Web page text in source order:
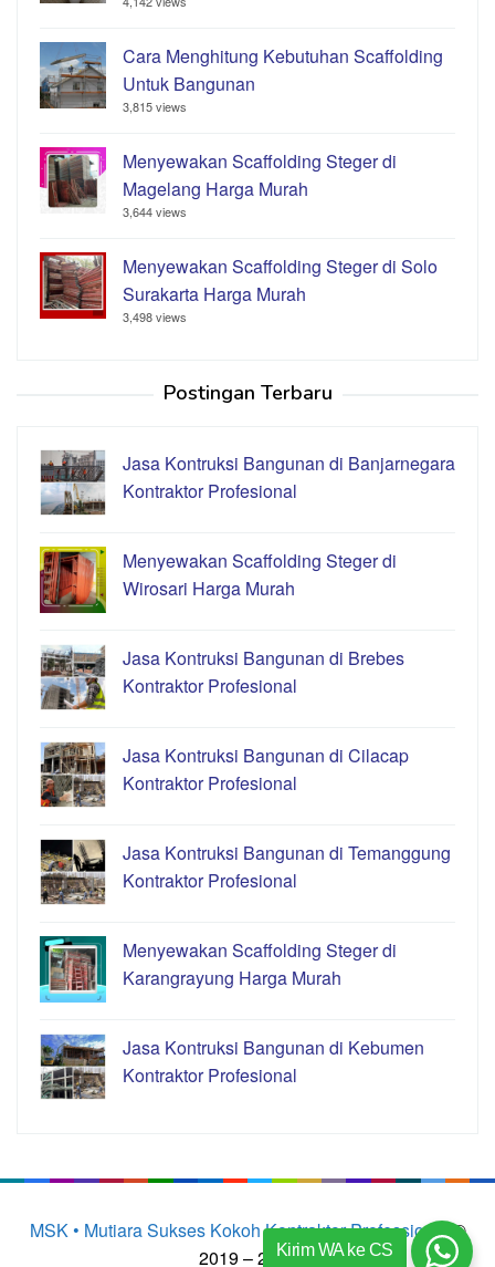
Cara Menghitung Kebutuhan Scaffolding
Untuk Bangunan
3,815 views
Menyewakan Scaffolding Steger di
Magelang Harga Murah
3,644 views
Menyewakan Scaffolding Steger di Solo
Surakarta Harga Murah
3,498 views
Postingan Terbaru
Jasa Kontruksi Bangunan di Banjarnegara
Kontraktor Profesional
Menyewakan Scaffolding Steger di
Wirosari Harga Murah
Jasa Kontruksi Bangunan di Brebes
Kontraktor Profesional
Jasa Kontruksi Bangunan di Cilacap
Kontraktor Profesional
Jasa Kontruksi Bangunan di Temanggung
Kontraktor Profesional
Menyewakan Scaffolding Steger di
Karangrayung Harga Murah
Jasa Kontruksi Bangunan di Kebumen
Kontraktor Profesional
MSK • Mutiara Sukses Kokoh Kontraktor Professional©
2019 – 2023Kirim WA ke CS